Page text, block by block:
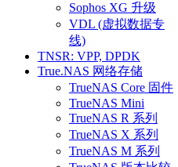
Sophos XG 升级
VDL (虚拟数据专
线)
TNSR: VPP, DPDK
True.NAS 网络存储
TrueNAS Core 固件
TrueNAS Mini
TrueNAS R 系列
TrueNAS X 系列
TrueNAS M 系列